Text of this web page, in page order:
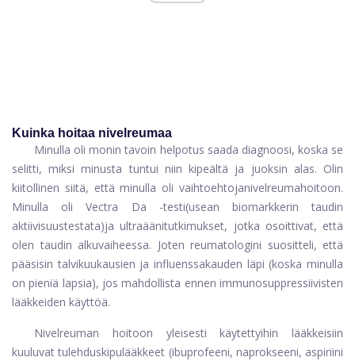
Kuinka hoitaa nivelreumaa
Minulla oli monin tavoin helpotus saada diagnoosi, koska se
selitti, miksi minusta tuntui niin kipeältä ja juoksin alas. Olin
kiitollinen siitä, että minulla oli vaihtoehtojanivelreumahoitoon.
Minulla oli Vectra Da -testi(usean biomarkkerin taudin
aktiivisuustestata)ja ultraäänitutkimukset, jotka osoittivat, että
olen taudin alkuvaiheessa. Joten reumatologini suositteli, että
pääsisin talvikuukausien ja influenssakauden läpi (koska minulla
on pieniä lapsia), jos mahdollista ennen immunosuppressiivisten
lääkkeiden käyttöä.
Nivelreuman hoitoon yleisesti käytettyihin lääkkeisiin
kuuluvat tulehduskipulääkkeet (ibuprofeeni, naprokseeni, aspiriini